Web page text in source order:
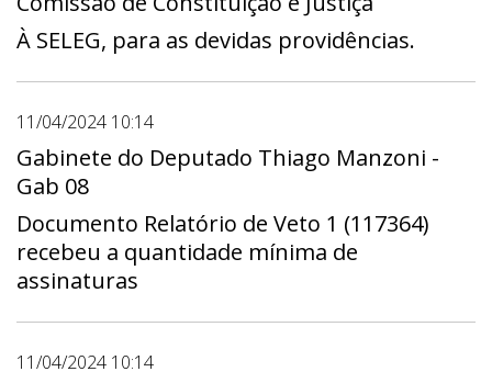
À SELEG, para as devidas providências.
11/04/2024 10:14
Gabinete do Deputado Thiago Manzoni -
Gab 08
Documento Relatório de Veto 1 (117364)
recebeu a quantidade mínima de
assinaturas
11/04/2024 10:14